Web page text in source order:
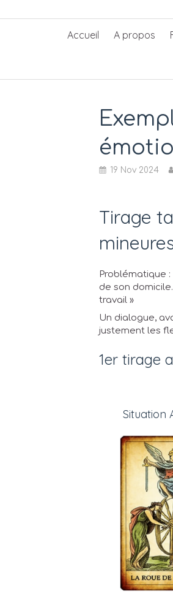
Accueil A propos
19 Nov 2024
Tirage
Problématique
de son
travail »
Un dialogue,
justement les
1er tirage
Situation